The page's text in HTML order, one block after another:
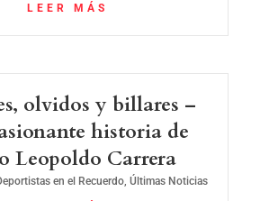
LEER MÁS
olvidos y billares –
historia de
Leopoldo Carrera
en el Recuerdo,Últimas Noticias